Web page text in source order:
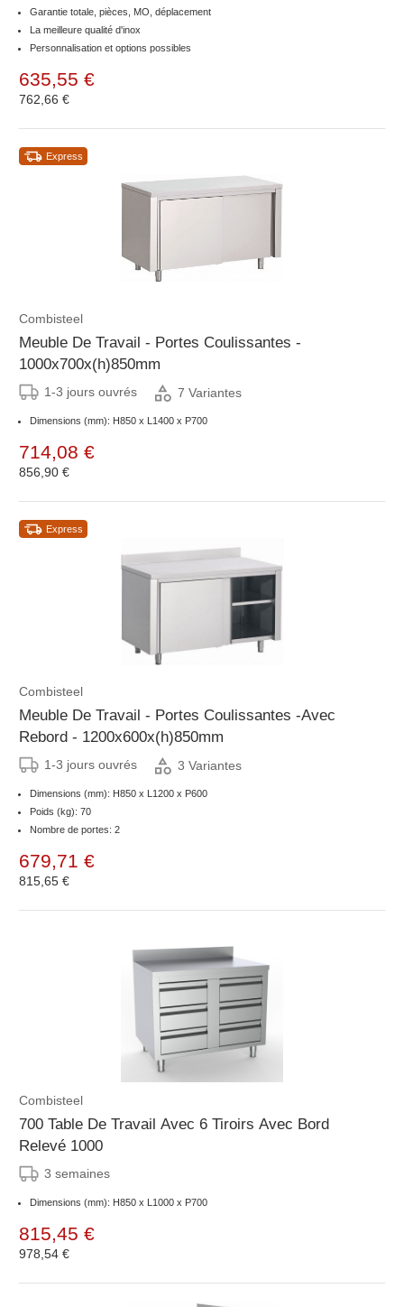
Garantie totale, pièces, MO, déplacement
La meilleure qualité d'inox
Personnalisation et options possibles
635,55 €
762,66 €
Express
Combisteel
Meuble De Travail - Portes Coulissantes -
1000x700x(h)850mm
1-3 jours ouvrés 7 Variantes
Dimensions (mm): H850 x L1400 x P700
714,08 €
856,90 €
Express
Combisteel
Meuble De Travail - Portes Coulissantes -Avec
Rebord - 1200x600x(h)850mm
1-3 jours ouvrés 3 Variantes
Dimensions (mm): H850 x L1200 x P600
Poids (kg): 70
Nombre de portes: 2
679,71 €
815,65 €
Combisteel
700 Table De Travail Avec 6 Tiroirs Avec Bord
Relevé 1000
3 semaines
Dimensions (mm): H850 x L1000 x P700
815,45 €
978,54 €